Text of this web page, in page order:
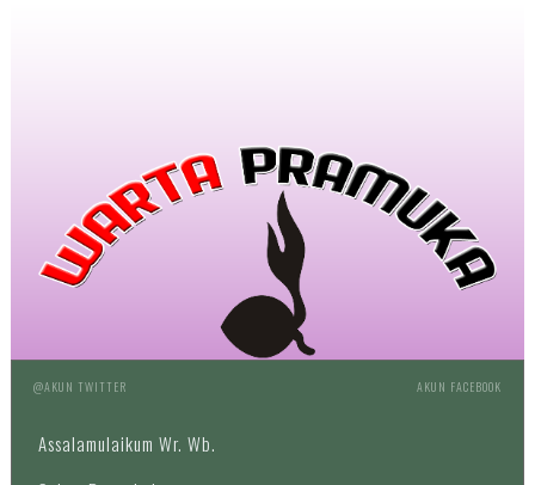
@AKUN TWITTER AKUN FACEBOOK
Assalamulaikum Wr. Wb.